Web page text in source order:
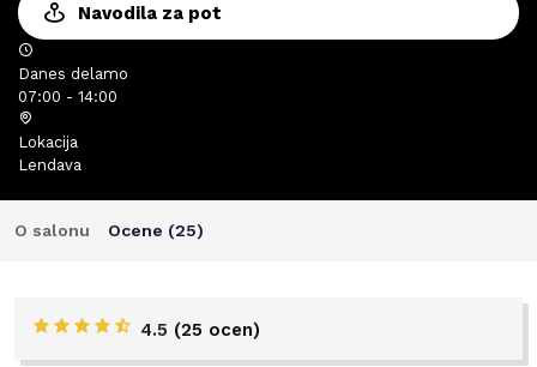
Navodila za pot
Danes delamo
07:00 - 14:00
Lokacija
Lendava
O salonu Ocene (25)
4.5 (25 ocen)